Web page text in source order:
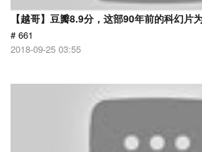
【越哥】豆瓣8.9分，这部90年前的科幻片
# 661
2018-09-25 03:55